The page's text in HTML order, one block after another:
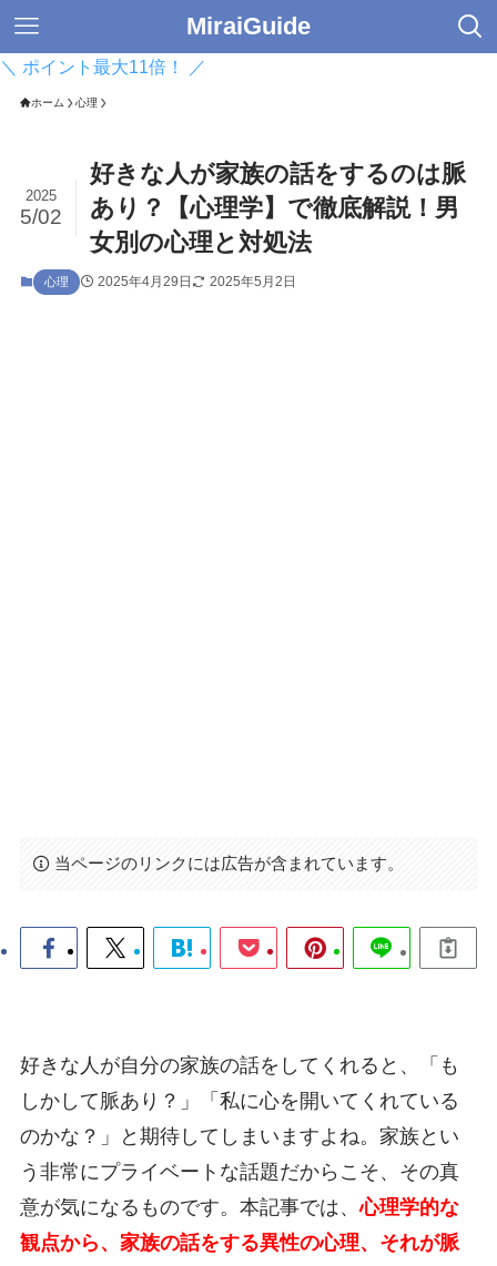
MiraiGuide
＼ ポイント最大11倍！ ／
ホーム 心理
好きな人が家族の話をするのは脈
あり？【心理学】で徹底解説！男
女別の心理と対処法
2025
5/02
心理 2025年4月29日 2025年5月2日
当ページのリンクには広告が含まれています。
好きな人が自分の家族の話をしてくれると、「も
しかして脈あり？」「私に心を開いてくれている
のかな？」と期待してしまいますよね。家族とい
う非常にプライベートな話題だからこそ、その真
意が気になるものです。本記事では、心理学的な
観点から、家族の話をする異性の心理、それが脈